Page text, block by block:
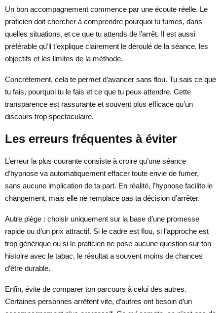
Un bon accompagnement commence par une écoute réelle. Le
praticien doit chercher à comprendre pourquoi tu fumes, dans
quelles situations, et ce que tu attends de l’arrêt. Il est aussi
préférable qu’il t’explique clairement le déroulé de la séance, les
objectifs et les limites de la méthode.
Concrètement, cela te permet d’avancer sans flou. Tu sais ce que
tu fais, pourquoi tu le fais et ce que tu peux attendre. Cette
transparence est rassurante et souvent plus efficace qu’un
discours trop spectaculaire.
Les erreurs fréquentes à éviter
L’erreur la plus courante consiste à croire qu’une séance
d’hypnose va automatiquement effacer toute envie de fumer,
sans aucune implication de ta part. En réalité, l’hypnose facilite le
changement, mais elle ne remplace pas ta décision d’arrêter.
Autre piège : choisir uniquement sur la base d’une promesse
rapide ou d’un prix attractif. Si le cadre est flou, si l’approche est
trop générique ou si le praticien ne pose aucune question sur ton
histoire avec le tabac, le résultat a souvent moins de chances
d’être durable.
Enfin, évite de comparer ton parcours à celui des autres.
Certaines personnes arrêtent vite, d’autres ont besoin d’un